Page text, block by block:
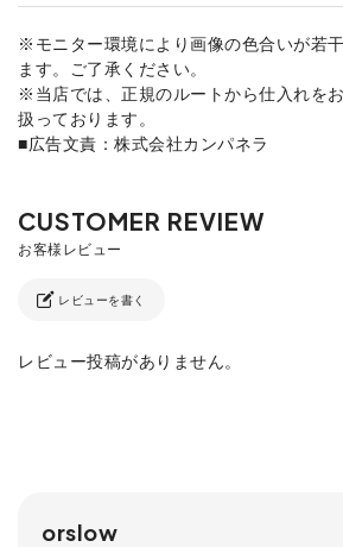
※モニター環境により画像の色合いが若
ます。ご了承ください。
※当店では、正規のルートから仕入れを
扱っております。
■広告文責：株式会社カンパネラ
レビューを書く
レビュー投稿がありません。
orslow